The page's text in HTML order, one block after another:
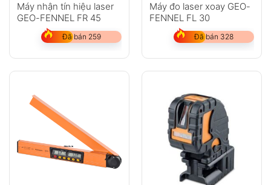
Máy nhận tín hiệu laser
GEO-FENNEL FR 45
Đã bán 259
Máy đo laser xoay GEO-
FENNEL FL 30
Đã bán 328